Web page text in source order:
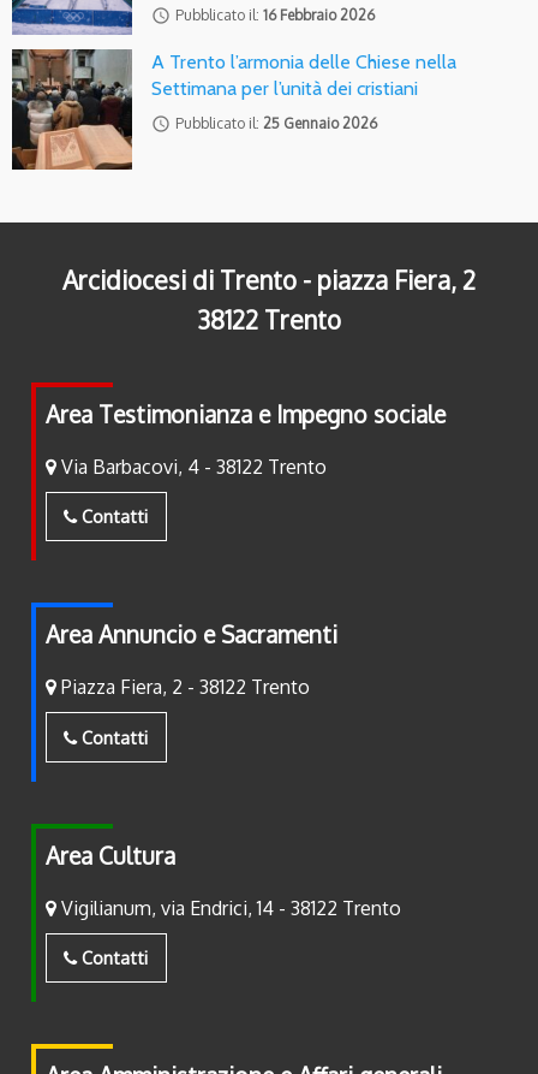
access_time Pubblicato il: 16 Febbraio 2026
A Trento l’armonia delle Chiese nella
Settimana per l’unità dei cristiani
access_time Pubblicato il: 25 Gennaio 2026
Arcidiocesi di Trento - piazza Fiera, 2
38122 Trento
Area Testimonianza e Impegno sociale
Via Barbacovi, 4 - 38122 Trento
Contatti
Area Annuncio e Sacramenti
Piazza Fiera, 2 - 38122 Trento
Contatti
Area Cultura
Vigilianum, via Endrici, 14 - 38122 Trento
Contatti